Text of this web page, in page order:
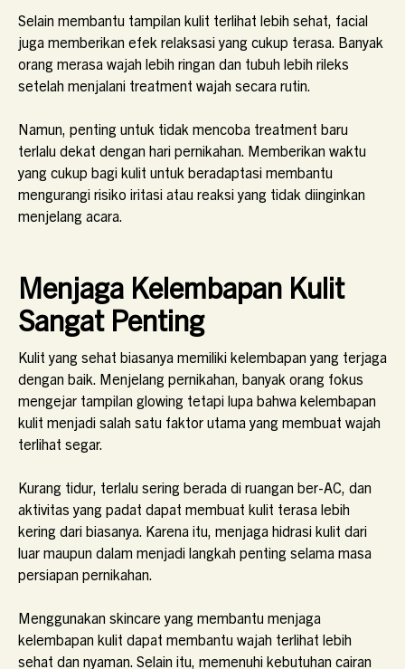
Selain membantu tampilan kulit terlihat lebih sehat, facial
juga memberikan efek relaksasi yang cukup terasa. Banyak
orang merasa wajah lebih ringan dan tubuh lebih rileks
setelah menjalani treatment wajah secara rutin.
Namun, penting untuk tidak mencoba treatment baru
terlalu dekat dengan hari pernikahan. Memberikan waktu
yang cukup bagi kulit untuk beradaptasi membantu
mengurangi risiko iritasi atau reaksi yang tidak diinginkan
menjelang acara.
Menjaga Kelembapan Kulit
Sangat Penting
Kulit yang sehat biasanya memiliki kelembapan yang terjaga
dengan baik. Menjelang pernikahan, banyak orang fokus
mengejar tampilan glowing tetapi lupa bahwa kelembapan
kulit menjadi salah satu faktor utama yang membuat wajah
terlihat segar.
Kurang tidur, terlalu sering berada di ruangan ber-AC, dan
aktivitas yang padat dapat membuat kulit terasa lebih
kering dari biasanya. Karena itu, menjaga hidrasi kulit dari
luar maupun dalam menjadi langkah penting selama masa
persiapan pernikahan.
Menggunakan skincare yang membantu menjaga
kelembapan kulit dapat membantu wajah terlihat lebih
sehat dan nyaman. Selain itu, memenuhi kebutuhan cairan